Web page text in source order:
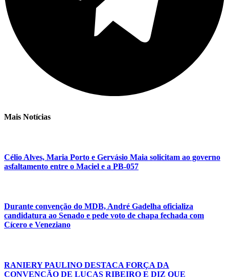
Mais Notícias
Célio Alves, Maria Porto e Gervásio Maia solicitam ao governo
asfaltamento entre o Maciel e a PB-057
Durante convenção do MDB, André Gadelha oficializa
candidatura ao Senado e pede voto de chapa fechada com
Cícero e Veneziano
RANIERY PAULINO DESTACA FORÇA DA
CONVENÇÃO DE LUCAS RIBEIRO E DIZ QUE